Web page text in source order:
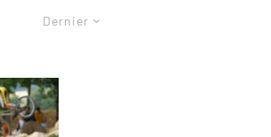
Dernier